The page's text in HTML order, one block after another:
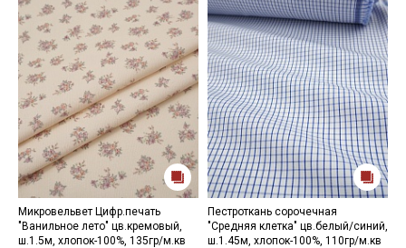
Микровельвет Цифр.печать
"Ванильное лето" цв.кремовый,
ш.1.5м, хлопок-100%, 135гр/м.кв
Пестроткань сорочечная
"Средняя клетка" цв.белый/синий,
ш.1.45м, хлопок-100%, 110гр/м.кв